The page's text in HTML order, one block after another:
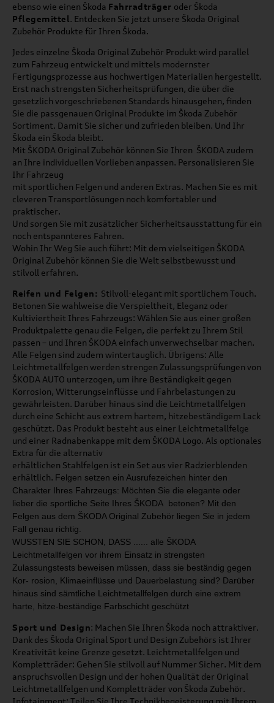
ebenso wie einen Škoda Fahrradträger oder Škoda
Pflegemittel. Entdecken Sie jetzt unsere Škoda Original
Zubehör Produkte für Ihren Škoda.
Jedes einzelne Škoda Original Zubehör Produkt wird parallel
zum Fahrzeug entwickelt und mittels modernster
Fertigungsprozesse aus hochwertigen Materialien hergestellt.
Erst nach strengsten Sicherheitsprüfungen, die über die
gesetzlich vorgeschriebenen Standards hinausgehen, finden
Sie die passgenauen Original Produkte im Škoda Zubehör
Sortiment. Damit Sie sicher und zufrieden bleiben. Und Ihr
Škoda ein Škoda bleibt.
Mit ŠKODA Original Zubehör können Sie Ihren ŠKODA zudem
an Ihre individuellen Vorlieben anpassen. Personalisieren Sie
Ihr Fahrzeug
mit sportlichen Felgen und anderen Extras. Machen Sie es mit
cleveren Transportlösungen noch komfortabler und
praktischer.
Und sorgen Sie mit zusätzlicher Sicherheitsausstattung für ein
noch entspannteres Fahren.
Wohin Ihr Weg Sie auch führt: Mit dem vielseitigen ŠKODA
Original Zubehör können Sie die Welt selbstbewusst und
stilvoll erfahren.
Reifen und Felgen: Stilvoll-elegant mit sportlichem Touch.
Betonen Sie wahlweise die Verspieltheit, Eleganz oder
Kultiviertheit Ihres Fahrzeugs: Wählen Sie aus einer großen
Produktpalette genau die Felgen, die perfekt zu Ihrem Stil
passen – und Ihren ŠKODA einfach unverwechselbar machen.
Alle Felgen sind zudem wintertauglich. Übrigens: Alle
Leichtmetallfelgen werden strengen Zulassungsprüfungen von
ŠKODA AUTO unterzogen, um ihre Beständigkeit gegen
Korrosion, Witterungseinflüsse und Fahrbelastungen zu
gewährleisten. Darüber hinaus sind die Leichtmetallfelgen
durch eine Schicht aus extrem hartem, hitzebeständigem Lack
geschützt. Das Produkt besteht aus einer Leichtmetallfelge
und einer Radnabenkappe mit dem ŠKODA Logo. Als optionales
Extra für die alternativ
erhältlichen Stahlfelgen ist ein Set aus vier Radzierblenden
erhältlich. Felgen setzen ein Ausrufezeichen hinter den
Charakter Ihres Fahrzeugs: Möchten Sie die elegante oder
lieber die sportliche Seite Ihres ŠKODA betonen? Mit den
Felgen aus dem ŠKODA Original Zubehör liegen Sie in jedem
Fall genau richtig.
WUSSTEN SIE SCHON, DASS ...
... alle ŠKODA
Leichtmetallfelgen vor ihrem Einsatz in strengsten
Zulassungstests beweisen müssen, dass sie beständig gegen
Kor- rosion, Klimaeinflüsse und Dauer­belastung sind? Darüber
hinaus sind sämtliche Leichtmetallfelgen durch eine extrem
harte, hitze-beständige Farbschicht geschützt
Sport und Design: Machen Sie Ihren Škoda noch attraktiver.
Dank des Škoda Original Sport und Design Zubehörs ist Ihrer
Kreativität keine Grenze gesetzt. Leichtmetallfelgen und
Kompletträder: Gehen Sie stilvoll auf Nummer Sicher. Mit dem
anspruchsvollen Design und der hohen Qualität der Original
Leichtmetallfelgen und Kompletträder von Škoda Zubehör.
Infotainment: Teilen Sie Ihre Technikbegeisterung mit Ihrem